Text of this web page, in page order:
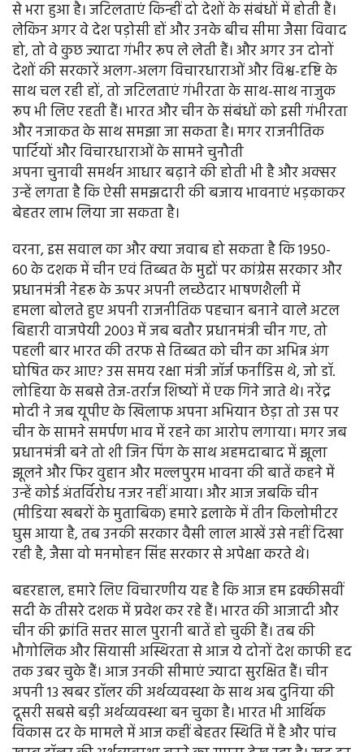
से भरा हुआ है। जटिलताएं किन्हीं दो देशों के संबंधों में होती हैं।
लेकिन अगर वे देश पड़ोसी हों और उनके बीच सीमा जैसा विवाद
हो, तो वे कुछ ज्यादा गंभीर रूप ले लेती हैं। और अगर उन दोनों
देशों की सरकारें अलग-अलग विचारधाराओं और विश्व-दृष्टि के
साथ चल रही हों, तो जटिलताएं गंभीरता के साथ-साथ नाजुक
रूप भी लिए रहती हैं। भारत और चीन के संबंधों को इसी गंभीरता
और नजाकत के साथ समझा जा सकता है। मगर राजनीतिक
पार्टियों और विचारधाराओं के सामने चुनौती
अपना चुनावी समर्थन आधार बढ़ाने की होती भी है और अक्सर
उन्हें लगता है कि ऐसी समझदारी की बजाय भावनाएं भड़काकर
बेहतर लाभ लिया जा सकता है।
वरना, इस सवाल का और क्या जवाब हो सकता है कि 1950-
60 के दशक में चीन एवं तिब्बत के मुद्दों पर कांग्रेस सरकार और
प्रधानमंत्री नेहरू के ऊपर अपनी लच्छेदार भाषणशैली में
हमला बोलते हुए अपनी राजनीतिक पहचान बनाने वाले अटल
बिहारी वाजपेयी 2003 में जब बतौर प्रधानमंत्री चीन गए, तो
पहली बार भारत की तरफ से तिब्बत को चीन का अभिन्न अंग
घोषित कर आए? उस समय रक्षा मंत्री जॉर्ज फर्नांडिस थे, जो डॉ.
लोहिया के सबसे तेज-तर्राज शिष्यों में एक गिने जाते थे। नरेंद्र
मोदी ने जब यूपीए के खिलाफ अपना अभियान छेड़ा तो उस पर
चीन के सामने समर्पण भाव में रहने का आरोप लगाया। मगर जब
प्रधानमंत्री बने तो शी जिन पिंग के साथ अहमदाबाद में झूला
झूलने और फिर वुहान और मल्लपुरम भावना की बातें कहने में
उन्हें कोई अंतर्विरोध नजर नहीं आया। और आज जबकि चीन
(मीडिया खबरों के मुताबिक) हमारे इलाके में तीन किलोमीटर
घुस आया है, तब उनकी सरकार वैसी लाल आखें उसे नहीं दिखा
रही है, जैसा वो मनमोहन सिंह सरकार से अपेक्षा करते थे।
बहरहाल, हमारे लिए विचारणीय यह है कि आज हम इक्कीसवीं
सदी के तीसरे दशक में प्रवेश कर रहे हैं। भारत की आजादी और
चीन की क्रांति सत्तर साल पुरानी बातें हो चुकी हैं। तब की
भौगोलिक और सियासी अस्थिरता से आज ये दोनों देश काफी हद
तक उबर चुके हैं। आज उनकी सीमाएं ज्यादा सुरक्षित हैं। चीन
अपनी 13 खबर डॉलर की अर्थव्यवस्था के साथ अब दुनिया की
दूसरी सबसे बड़ी अर्थव्यवस्था बन चुका है। भारत भी आर्थिक
विकास दर के मामले में आज कहीं बेहतर स्थिति में है और पांच